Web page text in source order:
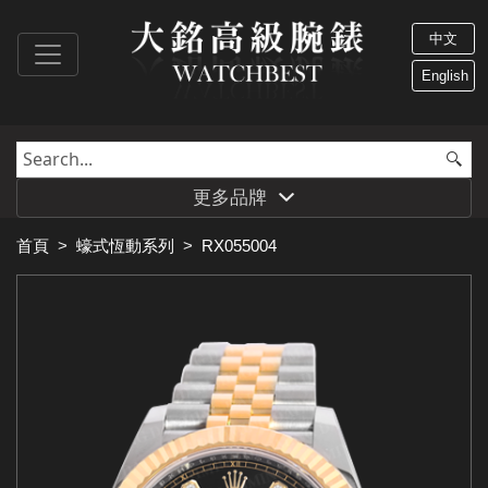
中文
English
更多品牌
首頁 > 蠔式恆動系列 > RX055004